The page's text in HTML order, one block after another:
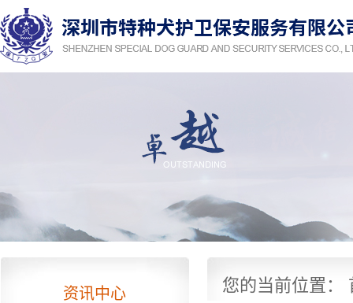
资讯中心 您的当前位置：